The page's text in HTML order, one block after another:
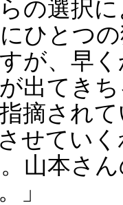
の選択
ひとつ
が、早
出てき
摘され
せてい
山本さ
」